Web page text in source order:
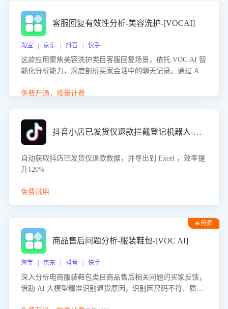
客服回复有效性分析-美容洗护-[VOCAI]
淘宝 | 京东 | 抖音 | 快手
这款应用聚焦美容洗护类目客服回复场景，依托 VOC AI 智
能化分析能力，深度剖析买家会话中的聊天记录。通过 AI
答的有效性与完整性，输出针对性改进策略，助力商家快速
免费开通，按量计费
抖音小店已发货仅退款拦截登记机器人-八爪鱼
自动获取抖店已发货仅退款数据，并导出到 Excel ，效率提
升120%
免费试用
🔥热卖
商品售后问题分析-服装鞋包-[VOC AI]
淘宝 | 京东 | 抖音 | 快手
深入分析电商服装鞋包类目商品售后相关问题的买家反馈，
借助 AI 大模型精准识别退货原因，识别因尺码不符、质量